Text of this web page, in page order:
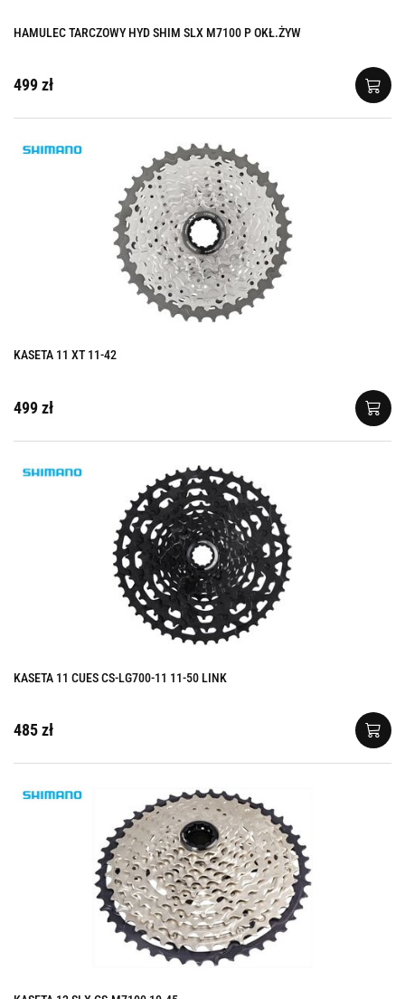
HAMULEC TARCZOWY HYD SHIM SLX M7100 P OKŁ.ŻYW
499 zł
KASETA 11 XT 11-42
499 zł
KASETA 11 CUES CS-LG700-11 11-50 LINK
485 zł